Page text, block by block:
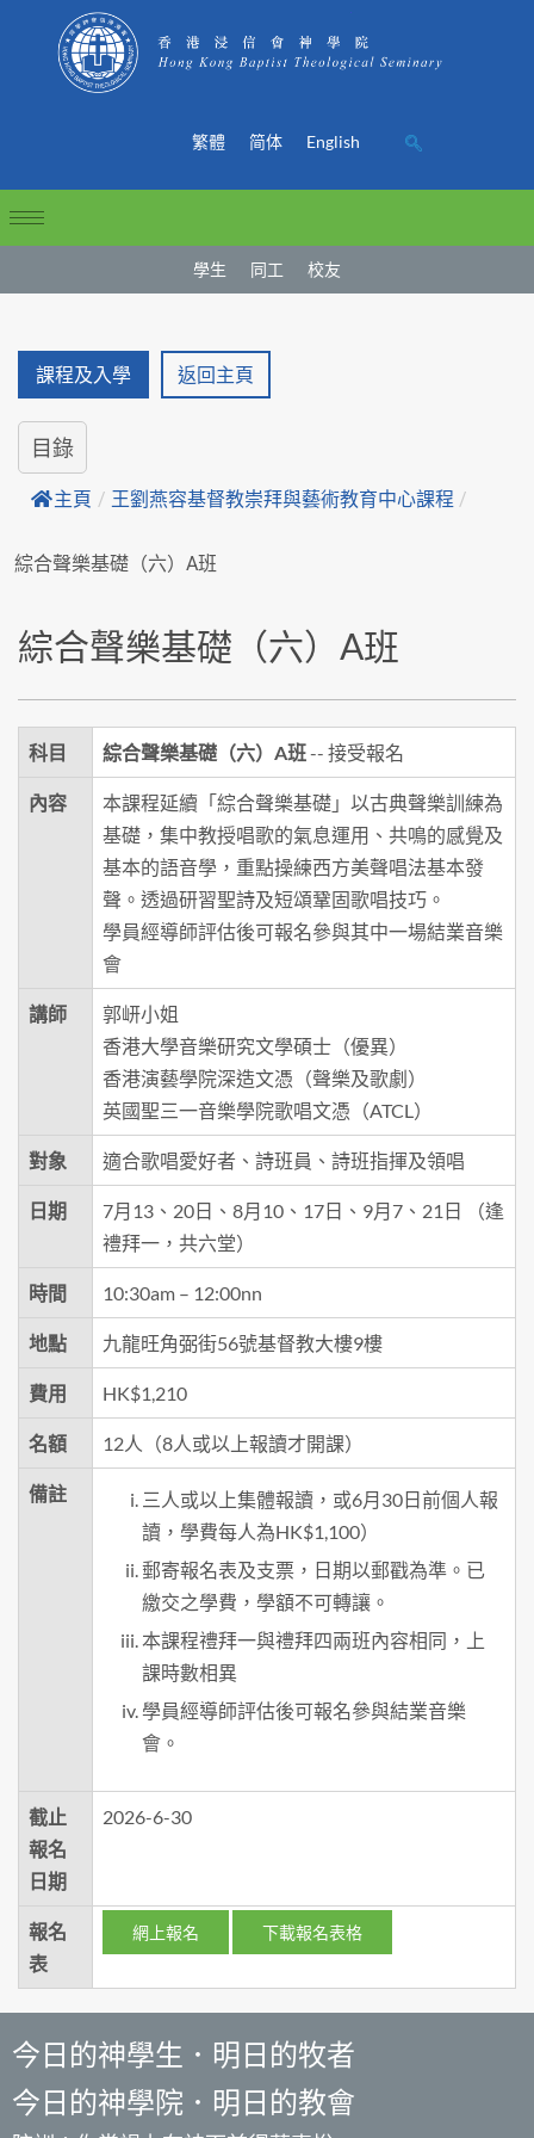
繁體 简体 English
學生 同工 校友
課程及入學 返回主頁
目錄
主頁 / 王劉燕容基督教崇拜與藝術教育中心課程 /
綜合聲樂基礎（六）A班
綜合聲樂基礎（六）A班
科目 綜合聲樂基礎（六）A班-- 接受報名
內容
本課程延續「綜合聲樂基礎」以古典聲樂訓練為
基礎，集中教授唱歌的氣息運用、共鳴的感覺及
基本的語音學，重點操練西方美聲唱法基本發
聲。透過研習聖詩及短頌鞏固歌唱技巧。
學員經導師評估後可報名參與其中一場結業音樂
會
講師
郭岍小姐
香港大學音樂研究文學碩士（優異）
香港演藝學院深造文憑（聲樂及歌劇）
英國聖三一音樂學院歌唱文憑（ATCL）
對象 適合歌唱愛好者、詩班員、詩班指揮及領唱
日期
7月13、20日、8月10、17日、9月7、21日 （逢
禮拜一，共六堂）
時間 10:30am – 12:00nn
地點 九龍旺角弼街56號基督教大樓9樓
費用 HK$1,210
名額 12人（8人或以上報讀才開課）
備註
三人或以上集體報讀，或6月30日前個人報
讀，學費每人為HK$1,100）
郵寄報名表及支票，日期以郵戳為準。已
繳交之學費，學額不可轉讓。
本課程禮拜一與禮拜四兩班內容相同，上
課時數相異
學員經導師評估後可報名參與結業音樂
會。
截止
報名
日期
2026-6-30
報名
表
網上報名 下載報名表格
今日的神學生．明日的牧者
今日的神學院．明日的教會